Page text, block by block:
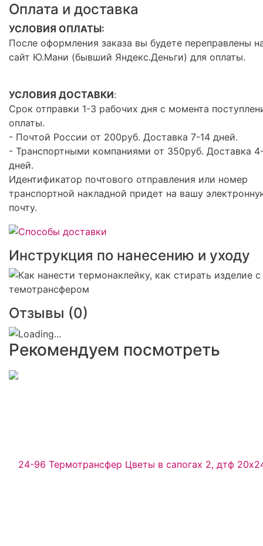
Оплата и доставка
УСЛОВИЯ ОПЛАТЫ:
После оформления заказа вы будете переправлены
сайт Ю.Мани (бывший Яндекс.Деньги) для оплаты.
УСЛОВИЯ ДОСТАВКИ:
Срок отправки 1-3 рабочих дня с момента
оплаты.
- Почтой России от 200руб. Доставка 7-14 дней.
- Транспортными компаниями от 350руб. Доставка
дней.
Идентификатор почтового отправления или номер
транспортной накладной придет на вашу
почту.
Инструкция по нанесению и уходу
Отзывы (0)
Рекомендуем посмотреть